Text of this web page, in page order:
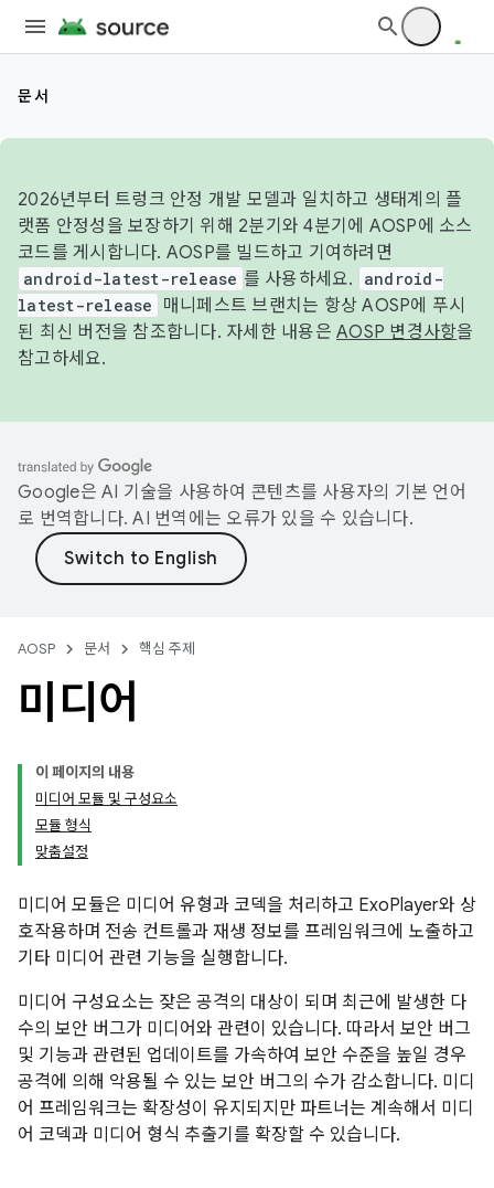
문서
2026년부터 트렁크 안정 개발 모델과 일치하고 생태계의 플
랫폼 안정성을 보장하기 위해 2분기와 4분기에 AOSP에 소스
코드를 게시합니다. AOSP를 빌드하고 기여하려면
android-latest-release 를 사용하세요.
android-
latest-release
매니페스트 브랜치는 항상 AOSP에 푸시
된 최신 버전을 참조합니다. 자세한 내용은 AOSP 변경사항을
참고하세요.
Google은 AI 기술을 사용하여 콘텐츠를 사용자의 기본 언어
로 번역합니다. AI 번역에는 오류가 있을 수 있습니다.
AOSP 문서 핵심 주제
미디어
이 페이지의 내용
미디어 모듈 및 구성요소
모듈 형식
맞춤설정
미디어 모듈은 미디어 유형과 코덱을 처리하고 ExoPlayer와 상
호작용하며 전송 컨트롤과 재생 정보를 프레임워크에 노출하고
기타 미디어 관련 기능을 실행합니다.
미디어 구성요소는 잦은 공격의 대상이 되며 최근에 발생한 다
수의 보안 버그가 미디어와 관련이 있습니다. 따라서 보안 버그
및 기능과 관련된 업데이트를 가속하여 보안 수준을 높일 경우
공격에 의해 악용될 수 있는 보안 버그의 수가 감소합니다. 미디
어 프레임워크는 확장성이 유지되지만 파트너는 계속해서 미디
어 코덱과 미디어 형식 추출기를 확장할 수 있습니다.